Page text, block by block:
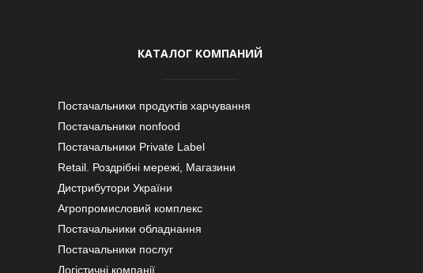
КАТАЛОГ КОМПАНИЙ
Постачальники продуктів харчування
Постачальники nonfood
Постачальники Private Label
Retail. Роздрібні мережі, Магазини
Дистрибутори України
Агропромисловий комплекс
Постачальники обладнання
Постачальники послуг
Логістичні компанії